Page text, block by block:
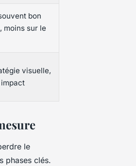
bon
moins sur le
visuelle,
le
phases clés.